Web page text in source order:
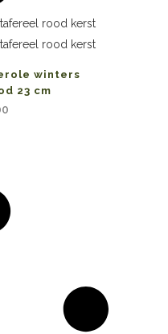
winters
23 cm